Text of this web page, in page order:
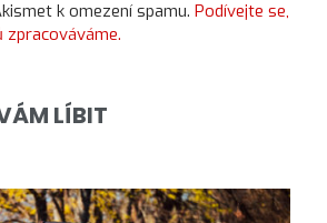
k omezení spamu. Podívejte se,
LÍBIT